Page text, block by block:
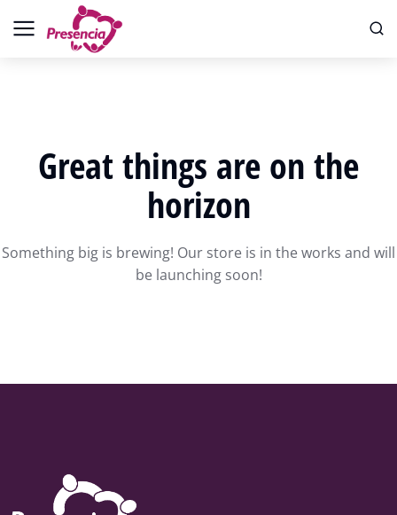
Great things are on the
horizon
Something big is brewing! Our store is in the works and will
be launching soon!